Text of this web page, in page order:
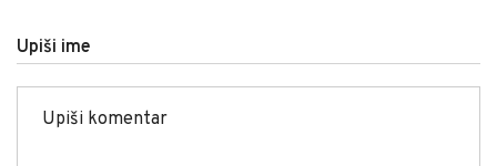
Upiši ime